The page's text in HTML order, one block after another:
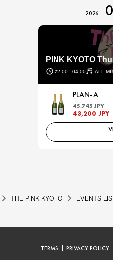
2026
PINK KYOTO
22:00 - 04:00 ALL
PLAN-A
45,745 JPY
43,200 JPY
THE PINK KYOTO EVENTS
TERMS PRIVACY POLICY